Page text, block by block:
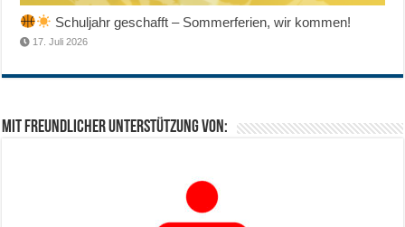
Schuljahr geschafft – Sommerferien, wir kommen!
17. Juli 2026
Mit freundlicher Unterstützung von: